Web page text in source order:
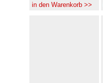
in den Warenkorb >>